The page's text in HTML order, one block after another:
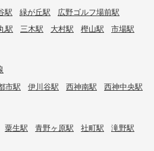
駅 緑が丘駅
広野ゴルフ場前駅
駅 三木駅 大村駅 樫山駅
市場駅
市駅 伊川谷駅 西神南駅 西神中央駅
粟生駅 青野ヶ原駅 社町駅
滝野駅